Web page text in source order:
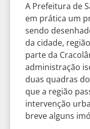
A Prefeitura de
em prática um
sendo
da cidade,
parte da
administração
duas quadras
que a região
intervenção
breve alguns